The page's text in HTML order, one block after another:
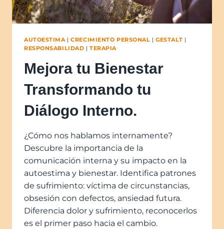
AUTOESTIMA|CRECIMIENTO PERSONAL |GESTALT |
RESPONSABILIDAD |TERAPIA
Mejora tu Bienestar
Transformando tu
Diálogo Interno.
¿Cómo nos hablamos internamente?
Descubre la importancia de la
comunicación interna y su impacto en la
autoestima y bienestar. Identifica patrones
de sufrimiento: víctima de circunstancias,
obsesión con defectos, ansiedad futura.
Diferencia dolor y sufrimiento, reconocerlos
es el primer paso hacia el cambio.